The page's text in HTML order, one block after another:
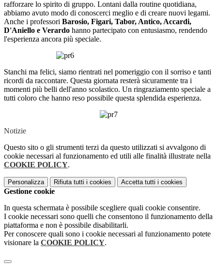
rafforzare lo spirito di gruppo. Lontani dalla routine quotidiana,
abbiamo avuto modo di conoscerci meglio e di creare nuovi legami.
Anche i professori Barosio, Figari, Tabor, Antico, Accardi,
D'Aniello e Verardo hanno partecipato con entusiasmo, rendendo
l'esperienza ancora più speciale.
Stanchi ma felici, siamo rientrati nel pomeriggio con il sorriso e tanti
ricordi da raccontare. Questa giornata resterà sicuramente tra i
momenti più belli dell'anno scolastico. Un ringraziamento speciale a
tutti coloro che hanno reso possibile questa splendida esperienza.
Notizie
Questo sito o gli strumenti terzi da questo utilizzati si avvalgono di
cookie necessari al funzionamento ed utili alle finalità illustrate nella
COOKIE POLICY.
Personalizza Rifiuta tutti i cookies Accetta tutti i cookies
Gestione cookie
In questa schermata è possibile scegliere quali cookie consentire.
I cookie necessari sono quelli che consentono il funzionamento della
piattaforma e non è possibile disabilitarli.
Per conoscere quali sono i cookie necessari al funzionamento potete
visionare la COOKIE POLICY.